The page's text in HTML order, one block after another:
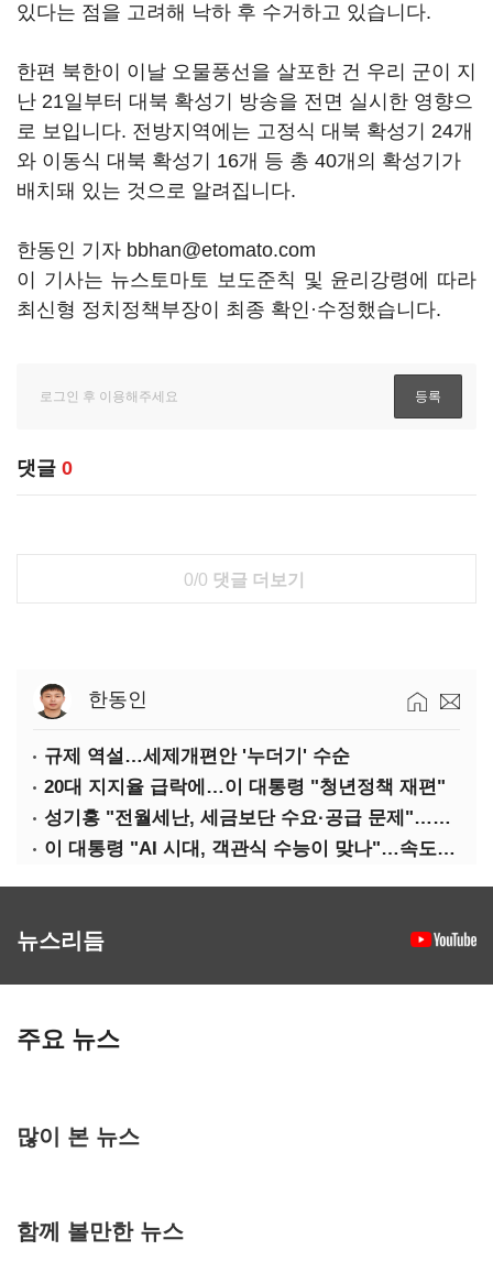
있다는 점을 고려해 낙하 후 수거하고 있습니다.
한편 북한이 이날 오물풍선을 살포한 건 우리 군이 지
난 21일부터 대북 확성기 방송을 전면 실시한 영향으
로 보입니다. 전방지역에는 고정식 대북 확성기 24개
와 이동식 대북 확성기 16개 등 총 40개의 확성기가
배치돼 있는 것으로 알려집니다.
한동인 기자 bbhan@etomato.com
이 기사는 뉴스토마토 보도준칙 및 윤리강령에 따라
최신형 정치정책부장이 최종 확인·수정했습니다.
댓글 0
0/0 댓글 더보기
한동인
규제 역설…세제개편안 '누더기' 수순
20대 지지율 급락에…이 대통령 "청년정책 재편"
성기홍 "전월세난, 세금보단 수요·공급 문제"…닥공 시사
이 대통령 "AI 시대, 객관식 수능이 맞나"…속도전 '경계'
뉴스리듬
주요 뉴스
많이 본 뉴스
함께 볼만한 뉴스